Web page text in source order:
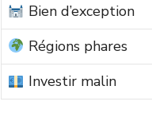
Bien d’exception
Régions phares
Investir malin